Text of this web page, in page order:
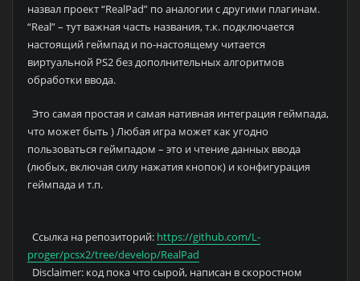
назвал проект “RealPad” по аналогии с другими плагинам.
“Real” – тут важная часть названия, т.к. подключается
настоящий геймпад и по-настоящему читается
виртуальной PS2 без дополнительных алгоритмов
обработки ввода.
Это самая простая и самая нативная интеграция геймпада,
что может быть ) Любая игра может как угодно
пользоваться геймпадом – это и чтение данных ввода
(любых, включая силу нажатия кнопок) и конфигурация
геймпада и т.п.
Ссылка на репозиторий: https://github.com/L-
proger/pcsx2/tree/develop/RealPad
Disclaimer: код пока что сырой, написан в скоростном